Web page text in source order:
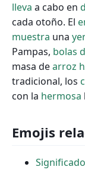
lleva a cabo en
cada otoño. El
muestra una
Pampas, bolas
masa dearroz
tradicional, los
con la hermosa
Emojis